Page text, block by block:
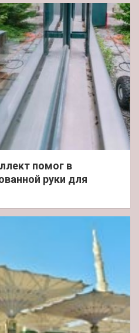
помог в
руки для